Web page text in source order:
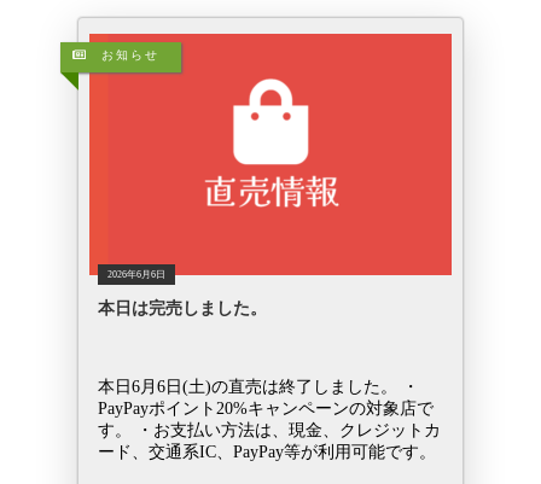
お知らせ
2026年6月6日
本日は完売しました。
本日6月6日(土)の直売は終了しました。 ・
PayPayポイント20%キャンペーンの対象店で
す。 ・お支払い方法は、現金、クレジットカ
ード、交通系IC、PayPay等が利用可能です。